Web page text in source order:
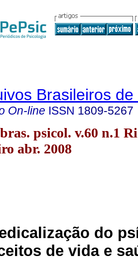
Brasileiros
On-line ISSN 1809-5267
psicol. v.60 n.1
abr. 2008
do
de vida e